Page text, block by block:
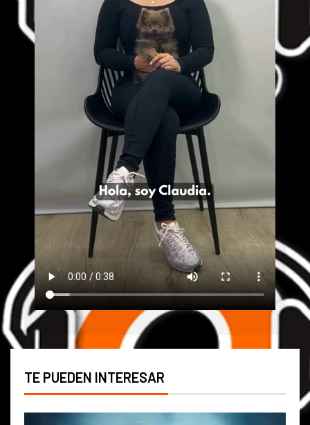
TE PUEDEN INTERESAR